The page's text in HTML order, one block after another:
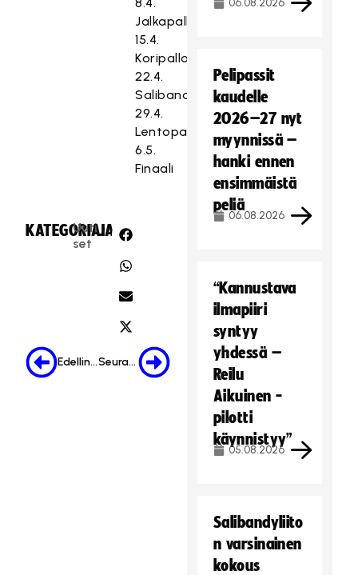
Jalkapallo
15.4.
Koripallo
22.4.
Salibandy
29.4.
Lentopallo
6.5.
Finaali
KATEGORIA:
Uuti
set
JAA:
Edellinen Seuraava
06.08.2026
Pelipassit
kaudelle
2026–27 nyt
myynnissä –
hanki ennen
ensimmäistä
peliä
06.08.2026
“Kannustava
ilmapiiri
syntyy
yhdessä –
Reilu
Aikuinen -
pilotti
käynnistyy”
05.08.2026
Salibandyliito
n varsinainen
kokous